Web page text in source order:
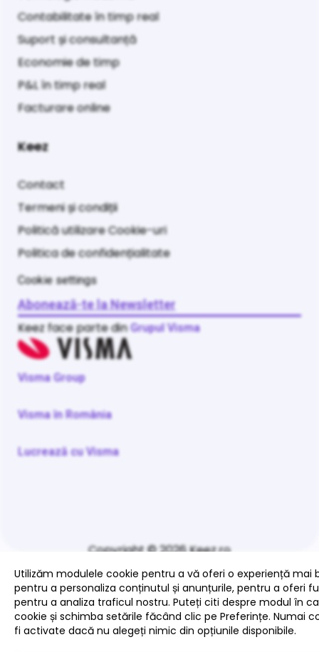
Contabilitate în timp real
Suport și consultanță
Economie de timp
P&L în timp real
Facturare online
Keez
Contact
Termeni și condiții
Politică utilizare Cookie-uri
Politica de confidențialitate
Cookie settings
Abonează-te la Newsletter
Keez face parte dinGrupul Visma
Visma Group
Visma în România
Lucrează cu Visma
Copyright © 2026 Keez.ro